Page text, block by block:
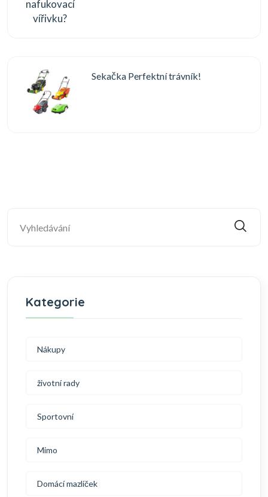
Sekačka Perfektní trávník!
Kategorie
Nákupy
životní rady
Sportovní
Mimo
Domácí mazlíček